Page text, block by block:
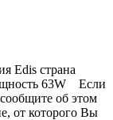
Edis страна
63W Если
об этом
от которого Вы